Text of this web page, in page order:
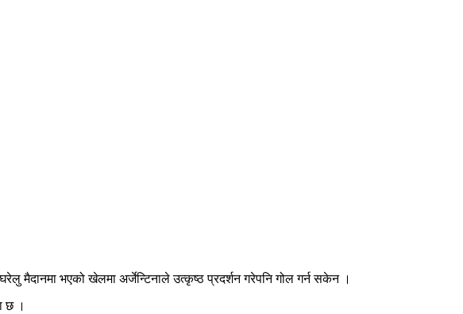
मैदानमा भएको खेलमा अर्जेन्टिनाले उत्कृष्ठ प्रदर्शन गरेपनि गोल गर्न सकेन ।
छ ।